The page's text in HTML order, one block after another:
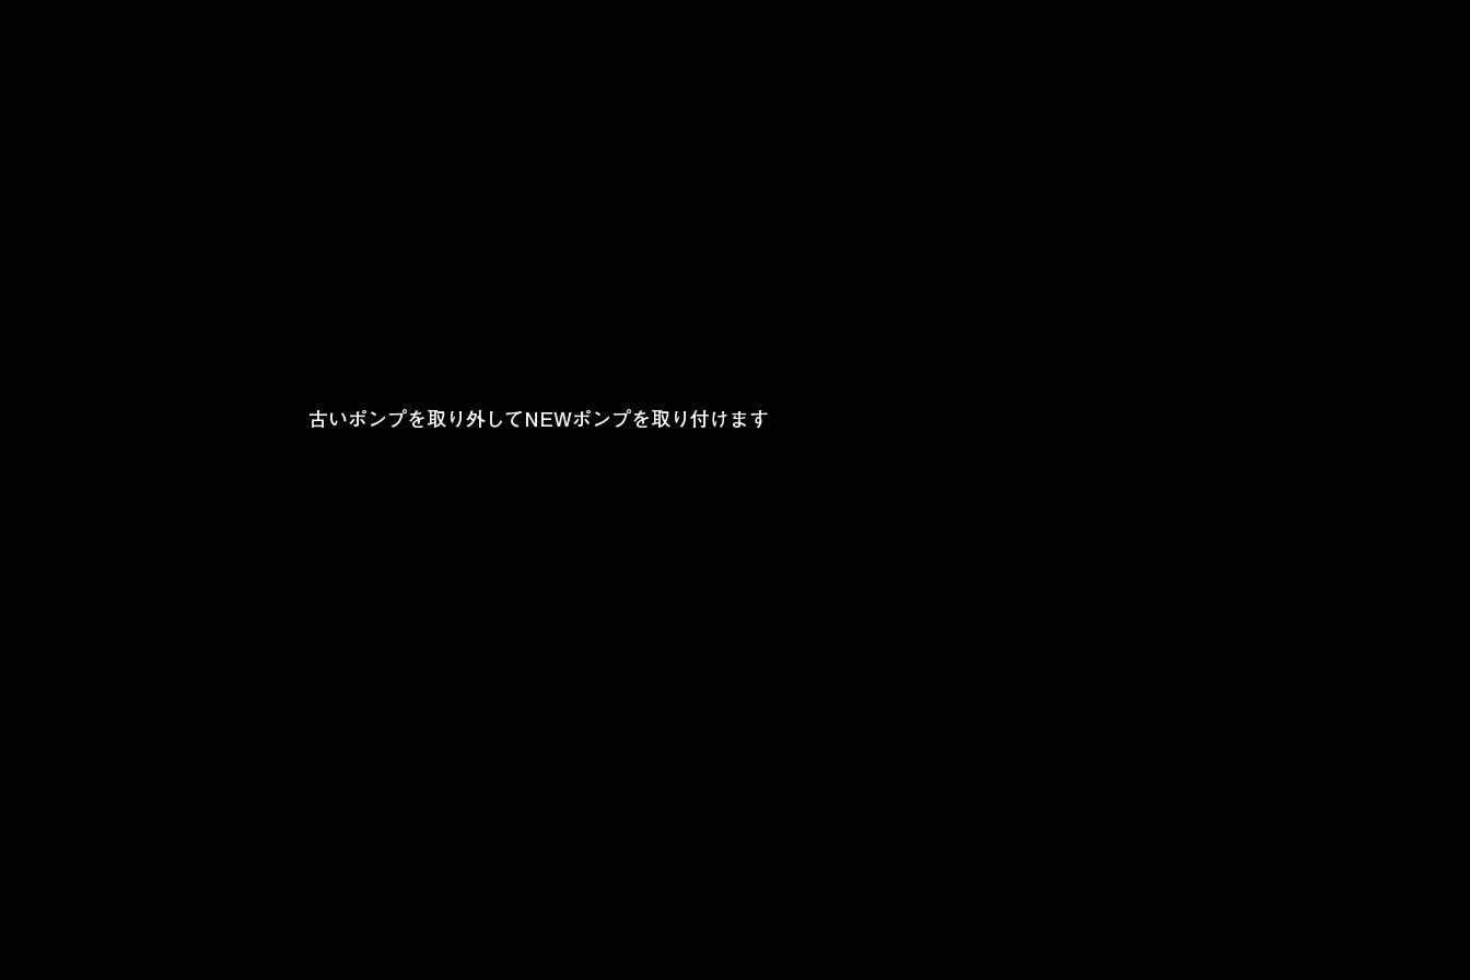
古いポンプを取り外してNEWポンプを取り付けます